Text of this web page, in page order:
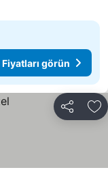
Fiyatları görün
Paylaş